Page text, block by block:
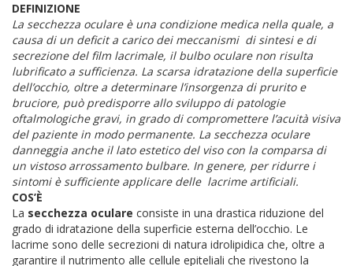
DEFINIZIONE
La secchezza oculare è una condizione medica nella quale, a
causa di un deficit a carico dei meccanismi di sintesi e di
secrezione del film lacrimale, il bulbo oculare non risulta
lubrificato a sufficienza. La scarsa idratazione della superficie
dell’occhio, oltre a determinare l’insorgenza di prurito e
bruciore, può predisporre allo sviluppo di patologie
oftalmologiche gravi, in grado di compromettere l’acuità visiva
del paziente in modo permanente. La secchezza oculare
danneggia anche il lato estetico del viso con la comparsa di
un vistoso arrossamento bulbare. In genere, per ridurre i
sintomi è sufficiente applicare delle lacrime artificiali.
COS’È
La secchezza oculare consiste in una drastica riduzione del
grado di idratazione della superficie esterna dell’occhio. Le
lacrime sono delle secrezioni di natura idrolipidica che, oltre a
garantire il nutrimento alle cellule epiteliali che rivestono la